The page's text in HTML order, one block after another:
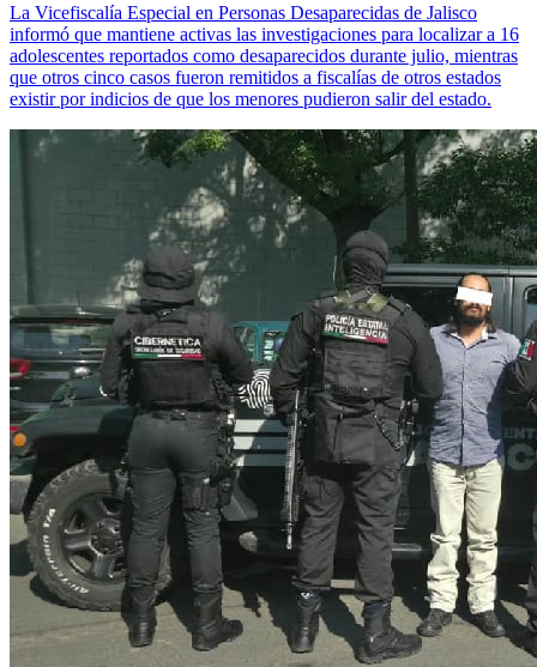
La Vicefiscalía Especial en Personas Desaparecidas de Jalisco
informó que mantiene activas las investigaciones para localizar a 16
adolescentes reportados como desaparecidos durante julio, mientras
que otros cinco casos fueron remitidos a fiscalías de otros estados
existir por indicios de que los menores pudieron salir del estado.